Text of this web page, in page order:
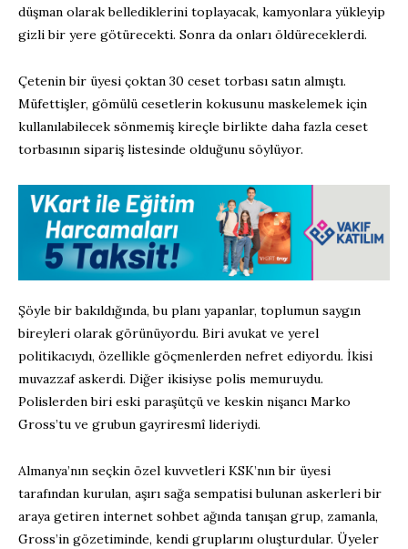
düşman olarak bellediklerini toplayacak, kamyonlara yükleyip
gizli bir yere götürecekti. Sonra da onları öldüreceklerdi.
Çetenin bir üyesi çoktan 30 ceset torbası satın almıştı.
Müfettişler, gömülü cesetlerin kokusunu maskelemek için
kullanılabilecek sönmemiş kireçle birlikte daha fazla ceset
torbasının sipariş listesinde olduğunu söylüyor.
Şöyle bir bakıldığında, bu planı yapanlar, toplumun saygın
bireyleri olarak görünüyordu. Biri avukat ve yerel
politikacıydı, özellikle göçmenlerden nefret ediyordu. İkisi
muvazzaf askerdi. Diğer ikisiyse polis memuruydu.
Polislerden biri eski paraşütçü ve keskin nişancı Marko
Gross’tu ve grubun gayriresmî lideriydi.
Almanya’nın seçkin özel kuvvetleri KSK’nın bir üyesi
tarafından kurulan, aşırı sağa sempatisi bulunan askerleri bir
araya getiren internet sohbet ağında tanışan grup, zamanla,
Gross’in gözetiminde, kendi gruplarını oluşturdular. Üyeler